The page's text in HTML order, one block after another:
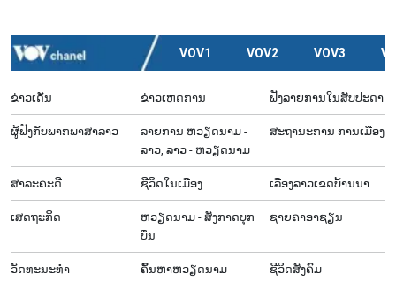
VOV1 VOV2 VOV3
ຂ່າວເດັ່ນ ຂ່າວເຫດການ ຟັງລາຍການໃນສັບປະດາ
ຜູ້​ຟັງ​ກັບ​ພາກ​ພາ​ສາ​ລາວ
ລາຍ​ການ ຫວຽດນາມ -
ລາວ, ລາວ - ຫວຽດນາມ
ສະຖານະການ ການເມືອງ
ສາລະຄະດີ ຊີ​ວິດ​ໃນ​ເມືອງ ເລື່ອງ​ລາວ​ເ​ຂດ​ບ້ານ​ນາ
ເສດຖະກິດ
ຫວຽດ​ນາມ - ສັງ​ກາດ​ບຸກ​
ບືນ
ຊາຍຄາອາຊຽນ
ວັດທະນະທໍາ ຄົ້ນຫາຫວຽດນາມ ຊີ​ວິດ​ສັງ​ຄົມ